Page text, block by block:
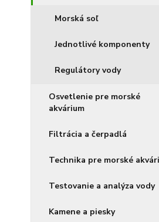
Morská soľ
Jednotlivé komponenty
Regulátory vody
Osvetlenie pre morské
akvárium
Filtrácia a čerpadlá
Technika pre morské
Testovanie a analýza vody
Kamene a piesky